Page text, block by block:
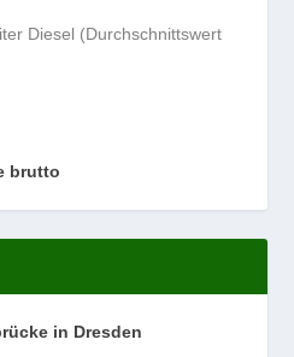
Diesel (Durchschnittswert
brutto
in Dresden